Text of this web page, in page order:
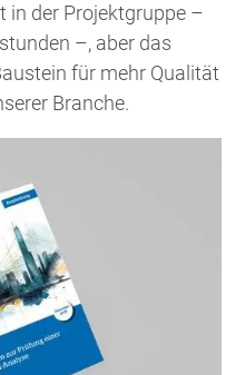
in der Projektgruppe –
–, aber das
für mehr Qualität
Branche.